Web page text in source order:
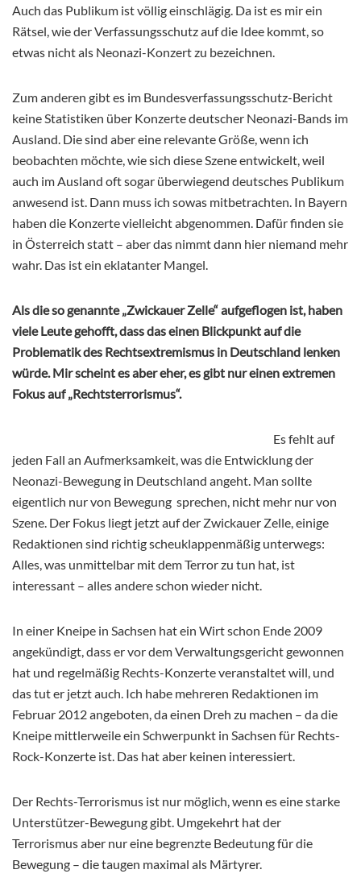
Auch das Publikum ist völlig einschlägig. Da ist es mir ein
Rätsel, wie der Verfassungsschutz auf die Idee kommt, so
etwas nicht als Neonazi-Konzert zu bezeichnen.
Zum anderen gibt es im Bundesverfassungsschutz-Bericht
keine Statistiken über Konzerte deutscher Neonazi-Bands im
Ausland. Die sind aber eine relevante Größe, wenn ich
beobachten möchte, wie sich diese Szene entwickelt, weil
auch im Ausland oft sogar überwiegend deutsches Publikum
anwesend ist. Dann muss ich sowas mitbetrachten. In Bayern
haben die Konzerte vielleicht abgenommen. Dafür finden sie
in Österreich statt – aber das nimmt dann hier niemand mehr
wahr. Das ist ein eklatanter Mangel.
Als die so genannte „Zwickauer Zelle“ aufgeflogen ist, haben
viele Leute gehofft, dass das einen Blickpunkt auf die
Problematik des Rechtsextremismus in Deutschland lenken
würde. Mir scheint es aber eher, es gibt nur einen extremen
Fokus auf „Rechtsterrorismus“.
Es fehlt auf
jeden Fall an Aufmerksamkeit, was die Entwicklung der
Neonazi-Bewegung in Deutschland angeht. Man sollte
eigentlich nur von Bewegung sprechen, nicht mehr nur von
Szene. Der Fokus liegt jetzt auf der Zwickauer Zelle, einige
Redaktionen sind richtig scheuklappenmäßig unterwegs:
Alles, was unmittelbar mit dem Terror zu tun hat, ist
interessant – alles andere schon wieder nicht.
In einer Kneipe in Sachsen hat ein Wirt schon Ende 2009
angekündigt, dass er vor dem Verwaltungsgericht gewonnen
hat und regelmäßig Rechts-Konzerte veranstaltet will, und
das tut er jetzt auch. Ich habe mehreren Redaktionen im
Februar 2012 angeboten, da einen Dreh zu machen – da die
Kneipe mittlerweile ein Schwerpunkt in Sachsen für Rechts-
Rock-Konzerte ist. Das hat aber keinen interessiert.
Der Rechts-Terrorismus ist nur möglich, wenn es eine starke
Unterstützer-Bewegung gibt. Umgekehrt hat der
Terrorismus aber nur eine begrenzte Bedeutung für die
Bewegung – die taugen maximal als Märtyrer.